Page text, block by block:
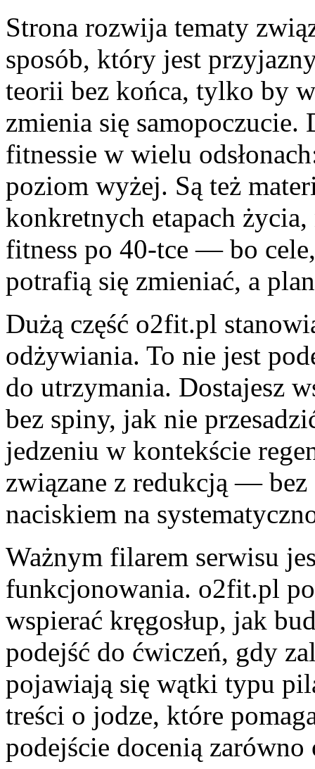
Strona rozwija tematy
sposób, który jest
teorii bez końca, tylko by
zmienia się samopoczucie.
fitnessie w wielu
poziom wyżej. Są też
konkretnych etapach
fitness po 40-tce — bo
potrafią się zmieniać, a
Dużą część o2fit.pl
odżywiania. To nie jest
do utrzymania. Dostajesz
bez spiny, jak nie
jedzeniu w kontekście
związane z redukcją —
naciskiem na
Ważnym filarem serwisu
funkcjonowania. o2fit.pl
wspierać kręgosłup, jak
podejść do ćwiczeń, gdy
pojawiają się wątki typu
treści o jodze, które
podejście docenią